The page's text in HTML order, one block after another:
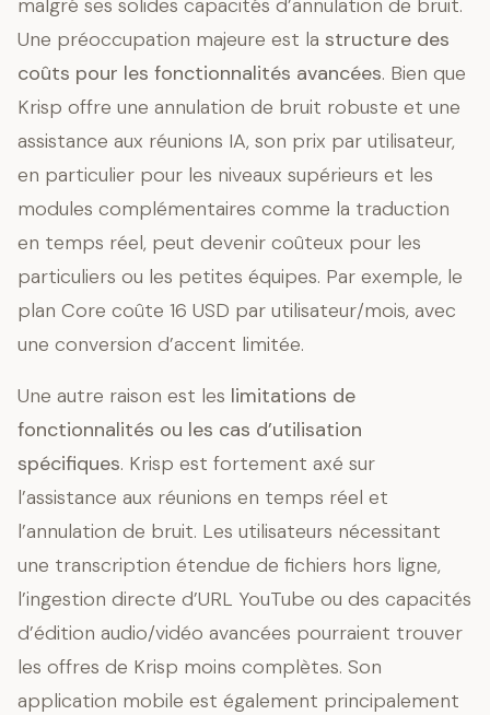
malgré ses solides capacités d’annulation de bruit.
Une préoccupation majeure est la structure des
coûts pour les fonctionnalités avancées. Bien que
Krisp offre une annulation de bruit robuste et une
assistance aux réunions IA, son prix par utilisateur,
en particulier pour les niveaux supérieurs et les
modules complémentaires comme la traduction
en temps réel, peut devenir coûteux pour les
particuliers ou les petites équipes. Par exemple, le
plan Core coûte 16 USD par utilisateur/mois, avec
une conversion d’accent limitée.
Une autre raison est les limitations de
fonctionnalités ou les cas d’utilisation
spécifiques. Krisp est fortement axé sur
l’assistance aux réunions en temps réel et
l’annulation de bruit. Les utilisateurs nécessitant
une transcription étendue de fichiers hors ligne,
l’ingestion directe d’URL YouTube ou des capacités
d’édition audio/vidéo avancées pourraient trouver
les offres de Krisp moins complètes. Son
application mobile est également principalement